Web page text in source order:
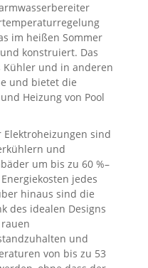
im heißen Sommer
konstruiert. Das
Kühler und in anderen
und bietet die
Heizung von Pool
Elektroheizungen sind
und
um bis zu 60 %–
jedes
hinaus sind die
des idealen Designs
und
von bis zu 53